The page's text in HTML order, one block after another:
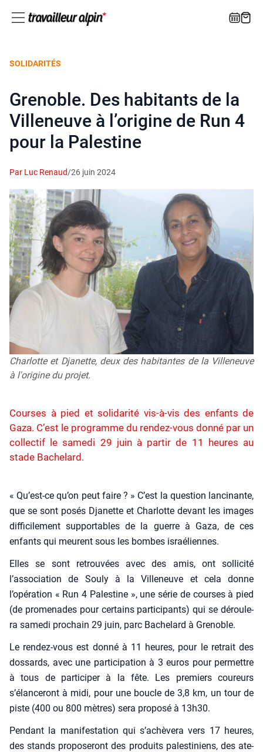
SOLIDARITÉS
Grenoble. Des habitants de la
Villeneuve à l’origine de Run 4
pour la Palestine
Par Luc Renaud/26 juin 2024
Charlotte et Djanette, deux des habitantes de la Villeneuve
à l'origine du projet.
Courses à pied et solidarité vis-à-vis des enfants de
Gaza. C’est le programme du rendez-vous donné par un
collectif le samedi 29 juin à partir de 11 heures au
stade Bachelard.
« Qu’est-ce qu’on peut faire ? » C’est la ques­tion lan­ci­nante,
que se sont posés Dja­nette et Char­lotte devant les images
dif­fi­ci­le­ment sup­por­tables de la guerre à Gaza, de ces
enfants qui meurent sous les bombes israé­liennes.
Elles se sont retrou­vées avec des amis, ont sol­li­ci­té
l’association de Sou­ly à la Vil­le­neuve et cela donne
l’opération « Run 4 Pales­tine », une série de courses à pied
(de pro­me­nades pour cer­tains par­ti­ci­pants) qui se dérou­le­
ra same­di pro­chain 29 juin, parc Bache­lard à Gre­noble.
Le ren­dez-vous est don­né à 11 heures, pour le retrait des
dos­sards, avec une par­ti­ci­pa­tion à 3 euros pour per­mettre
à tous de par­ti­ci­per à la fête. Les pre­miers cou­reurs
s’élanceront à midi, pour une boucle de 3,8 km, un tour de
piste (400 ou 800 mètres) sera pro­po­sé à 13h30.
Pen­dant la mani­fes­ta­tion qui s’achèvera vers 17 heures,
des stands pro­po­se­ront des pro­duits pales­ti­niens, des ate­